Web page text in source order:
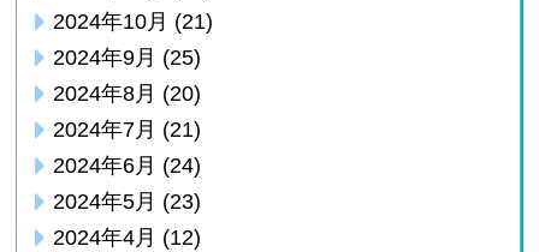
2024年10月 (21)
2024年9月 (25)
2024年8月 (20)
2024年7月 (21)
2024年6月 (24)
2024年5月 (23)
2024年4月 (12)